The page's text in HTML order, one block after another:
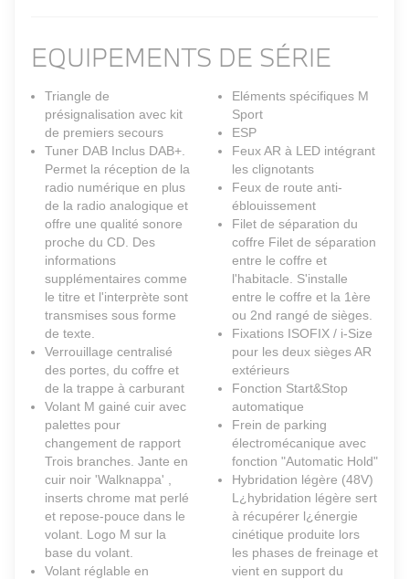
EQUIPEMENTS DE SÉRIE
Triangle de
présignalisation avec kit
de premiers secours
Tuner DAB Inclus DAB+.
Permet la réception de la
radio numérique en plus
de la radio analogique et
offre une qualité sonore
proche du CD. Des
informations
supplémentaires comme
le titre et l'interprète sont
transmises sous forme
de texte.
Verrouillage centralisé
des portes, du coffre et
de la trappe à carburant
Volant M gainé cuir avec
palettes pour
changement de rapport
Trois branches. Jante en
cuir noir 'Walknappa' ,
inserts chrome mat perlé
et repose-pouce dans le
volant. Logo M sur la
base du volant.
Volant réglable en
Eléments spécifiques M
Sport
ESP
Feux AR à LED intégrant
les clignotants
Feux de route anti-
éblouissement
Filet de séparation du
coffre Filet de séparation
entre le coffre et
l'habitacle. S'installe
entre le coffre et la 1ère
ou 2nd rangé de sièges.
Fixations ISOFIX / i-Size
pour les deux sièges AR
extérieurs
Fonction Start&Stop
automatique
Frein de parking
électromécanique avec
fonction "Automatic Hold"
Hybridation légère (48V)
L¿hybridation légère sert
à récupérer l¿énergie
cinétique produite lors
les phases de freinage et
vient en support du